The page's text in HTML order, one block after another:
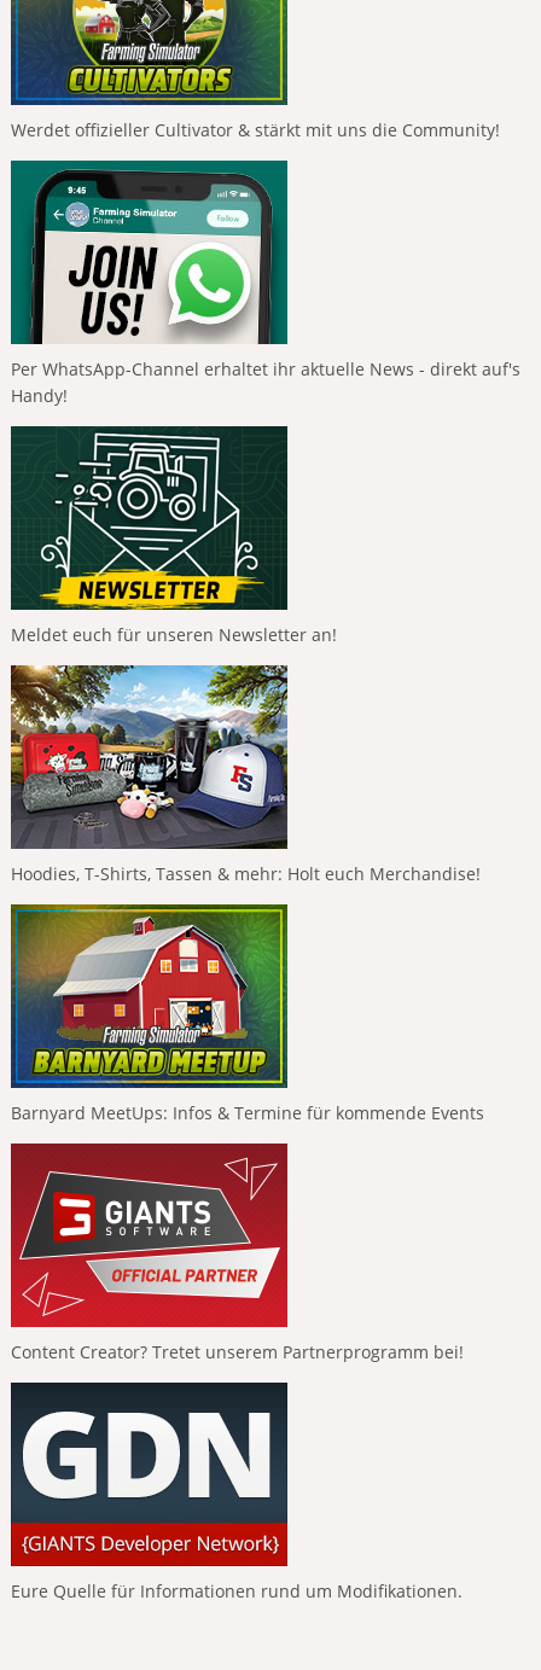
Werdet offizieller Cultivator & stärkt mit uns die Community!
Per WhatsApp-Channel erhaltet ihr aktuelle News - direkt auf's
Handy!
Meldet euch für unseren Newsletter an!
Hoodies, T-Shirts, Tassen & mehr: Holt euch Merchandise!
Barnyard MeetUps: Infos & Termine für kommende Events
Content Creator? Tretet unserem Partnerprogramm bei!
Eure Quelle für Informationen rund um Modifikationen.